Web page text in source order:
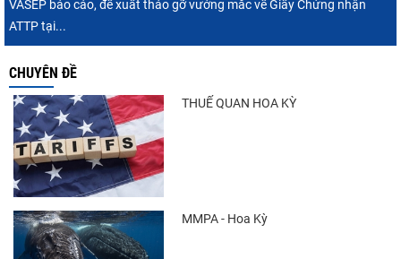
Trung Quốc tăng mạnh nhập khẩu mực,
VASEP báo cáo, đề xuất tháo gỡ vướng mắc về Giấy Chứng nhận
ATTP tại...
CHUYÊN ĐỀ
THUẾ QUAN HOA KỲ
MMPA - Hoa Kỳ